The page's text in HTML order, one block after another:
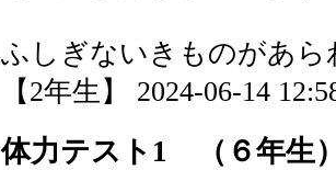
ふしぎないきものがあ
【2年生】 2024-06-14
体力テスト1 （６年生